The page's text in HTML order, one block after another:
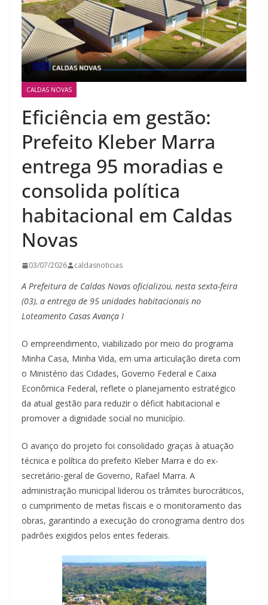
CALDAS NOVAS
Eficiência em gestão:
Prefeito Kleber Marra
entrega 95 moradias e
consolida política
habitacional em Caldas
Novas
03/07/2026 caldasnoticias
A Prefeitura de Caldas Novas oficializou, nesta sexta-feira
(03), a entrega de 95 unidades habitacionais no
Loteamento Casas Avança I
O empreendimento, viabilizado por meio do programa
Minha Casa, Minha Vida, em uma articulação direta com
o Ministério das Cidades, Governo Federal e Caixa
Econômica Federal, reflete o planejamento estratégico
da atual gestão para reduzir o déficit habitacional e
promover a dignidade social no município.
O avanço do projeto foi consolidado graças à atuação
técnica e política do prefeito Kleber Marra e do ex-
secretário-geral de Governo, Rafael Marra. A
administração municipal liderou os trâmites burocráticos,
o cumprimento de metas fiscais e o monitoramento das
obras, garantindo a execução do cronograma dentro dos
padrões exigidos pelos entes federais.